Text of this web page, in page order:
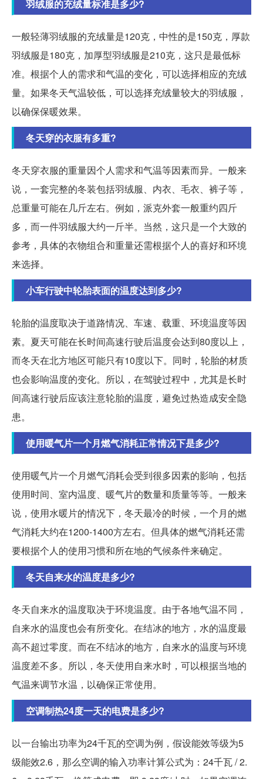
羽绒服的充绒量标准是多少?
一般轻薄羽绒服的充绒量是120克，中性的是150克，厚款
羽绒服是180克，加厚型羽绒服是210克，这只是最低标
准。根据个人的需求和气温的变化，可以选择相应的充绒
量。如果冬天气温较低，可以选择充绒量较大的羽绒服，
以确保保暖效果。
冬天穿的衣服有多重?
冬天穿衣服的重量因个人需求和气温等因素而异。一般来
说，一套完整的冬装包括羽绒服、内衣、毛衣、裤子等，
总重量可能在几斤左右。例如，派克外套一般重约四斤
多，而一件羽绒服大约一斤半。当然，这只是一个大致的
参考，具体的衣物组合和重量还需根据个人的喜好和环境
来选择。
小车行驶中轮胎表面的温度达到多少?
轮胎的温度取决于道路情况、车速、载重、环境温度等因
素。夏天可能在长时间高速行驶后温度会达到80度以上，
而冬天在北方地区可能只有10度以下。同时，轮胎的材质
也会影响温度的变化。所以，在驾驶过程中，尤其是长时
间高速行驶后应该注意轮胎的温度，避免过热造成安全隐
患。
使用暖气片一个月燃气消耗正常情况下是多少?
使用暖气片一个月燃气消耗会受到很多因素的影响，包括
使用时间、室内温度、暖气片的数量和质量等等。一般来
说，使用水暖片的情况下，冬天最冷的时候，一个月的燃
气消耗大约在1200-1400方左右。但具体的燃气消耗还需
要根据个人的使用习惯和所在地的气候条件来确定。
冬天自来水的温度是多少?
冬天自来水的温度取决于环境温度。由于各地气温不同，
自来水的温度也会有所变化。在结冰的地方，水的温度最
高不超过零度。而在不结冰的地方，自来水的温度与环境
温度差不多。所以，冬天使用自来水时，可以根据当地的
气温来调节水温，以确保正常使用。
空调制热24度一天的电费是多少?
以一台输出功率为24千瓦的空调为例，假设能效等级为5
级能效2.6，那么空调的输入功率计算公式为：24千瓦 / 2.